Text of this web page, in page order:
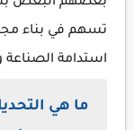
تسهم في بناء
استدامة الصناعة
ما هي